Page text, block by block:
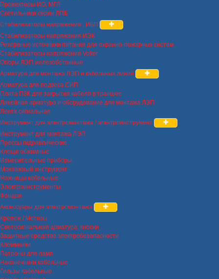
Прожекторы ИО, МГЛ
Светильники серии ЛПБ
Стабилизаторы напряжения , ИБП
Стабилизаторы напряжения ИЭК
Резервные источники питания для охранно-пожарных систем
Стабилизаторы напряжения Volter
Опоры ЛЭП железобетонные
Арматура для монтажа ЛЭП и кабельных линий
Арматура для подвеса СИП
Плита ПЗК для закрытия кабеля в траншее
Линейная арматура и оборудование для монтажа ЛЭП
Лента сигнальная
Инструмент для электромонтажа / электроинструмент
Инструмент для монтажа ЛЭП
Прессы гидравлические
Клещи обжимные
Измерительные приборы
Монтажный инструмент
Ножницы кабельные
Электроинструменты
Фонари
Аксессуары для электромонтажа
Крепеж / Метизы
Светосигнальная арматура, кнопки
Защитные средства электробезопасности
Клеммники
Патроны для ламп
Наконечники кабельные
Гильзы кабельные